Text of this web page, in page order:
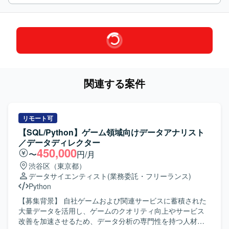
関連する案件
リモート可
【SQL/Python】ゲーム領域向けデータアナリスト
／データディレクター
〜450,000円/月
渋谷区（東京都）
データサイエンティスト (業務委託・フリーランス)
Python
【募集背景】 自社ゲームおよび関連サービスに蓄積された
大量データを活用し、ゲームのクオリティ向上やサービス
改善を加速させるため、データ分析の専門性を持つ人材を